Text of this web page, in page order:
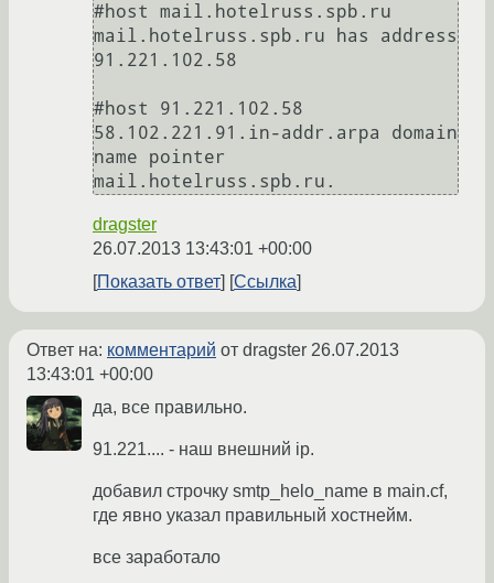
#host mail.hotelruss.spb.ru
mail.hotelruss.spb.ru has address
91.221.102.58
#host 91.221.102.58
58.102.221.91.in-addr.arpa domain
name pointer
mail.hotelruss.spb.ru.
dragster
26.07.2013 13:43:01 +00:00
Показать ответ
Ссылка
Ответ на: комментарий от dragster 26.07.2013
13:43:01 +00:00
да, все правильно.
91.221.... - наш внешний ip.
добавил строчку smtp_helo_name в main.cf,
где явно указал правильный хостнейм.
все заработало